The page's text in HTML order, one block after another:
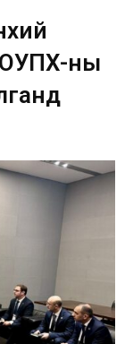
ОУПХ-ны